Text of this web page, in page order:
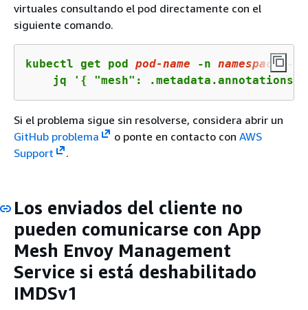
virtuales consultando el pod directamente con el
siguiente comando.
kubectl get pod pod-name -n namespace -o
    jq '
{ "mesh":
Si el problema sigue sin resolverse, considera abrir un
GitHub problema
o ponte en contacto con AWS
Support
.
Los enviados del cliente no
pueden comunicarse con App
Mesh Envoy Management
Service si está deshabilitado
IMDSv1